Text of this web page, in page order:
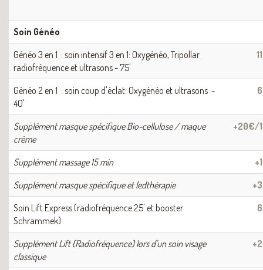
Soin Généo
Généo 3 en 1 : soin intensif 3 en 1: Oxygénéo, Tripollar
radiofréquence et ultrasons - 75'
Généo 2 en 1 : soin coup d'éclat: Oxygénéo et ultrasons -
40'
Supplément masque spécifique Bio-cellulose / maque
crème
+20€/
Supplément massage 15 min
Supplément masque spécifique et ledthérapie
Soin Lift Express (radiofréquence 25' et booster
Schrammek)
Supplément Lift (Radiofréquence) lors d'un soin visage
classique